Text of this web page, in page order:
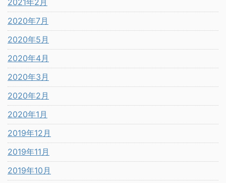
2020年7月
2020年5月
2020年4月
2020年3月
2020年2月
2020年1月
2019年12月
2019年11月
2019年10月